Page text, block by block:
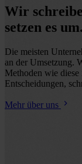
Wir
setzen es um.
Die meisten
an der Umsetzung.
Methoden wie
Entscheidungen,
Mehr über uns